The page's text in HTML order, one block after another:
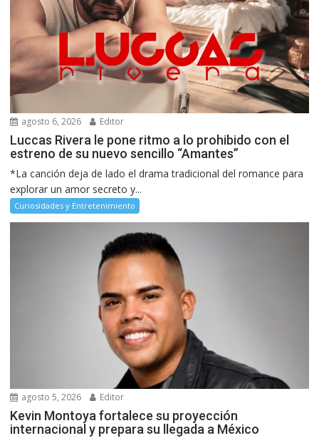
agosto 6, 2026 Editor
Luccas Rivera le pone ritmo a lo prohibido con el
estreno de su nuevo sencillo “Amantes”
*La canción deja de lado el drama tradicional del romance para
explorar un amor secreto y...
Curiosidades y Entretenimiento
agosto 5, 2026 Editor
Kevin Montoya fortalece su proyección
internacional y prepara su llegada a México